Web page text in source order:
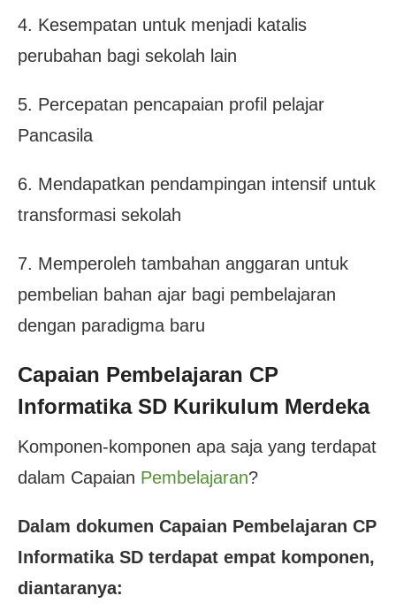
4. Kesempatan untuk menjadi katalis
perubahan bagi sekolah lain
5. Percepatan pencapaian profil pelajar
Pancasila
6. Mendapatkan pendampingan intensif untuk
transformasi sekolah
7. Memperoleh tambahan anggaran untuk
pembelian bahan ajar bagi pembelajaran
dengan paradigma baru
Capaian Pembelajaran CP
Informatika SD Kurikulum Merdeka
Komponen-komponen apa saja yang terdapat
dalam Capaian Pembelajaran?
Dalam dokumen Capaian Pembelajaran CP
Informatika SD terdapat empat komponen,
diantaranya: